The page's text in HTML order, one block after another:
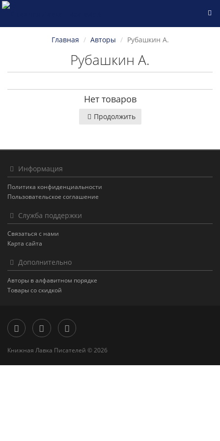
Главная Авторы Рубашкин А.
Рубашкин А.
Нет товаров
Продолжить
Информация
Политика конфиденциальности
Пользовательское соглашение
Служба поддержки
Связаться с нами
Карта сайта
Дополнительно
Авторы в алфавитном порядке
Товары со скидкой
Книжная Лавка Писателей © 2026